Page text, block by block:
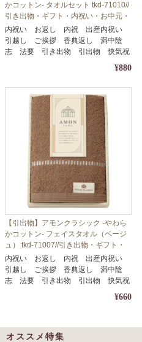
かコットン- タオルセット tkd-71010//
引き出物・ギフト・内祝い・お中元・
お歳暮等に
内祝い お返し 内祝 出産内祝い
引越し ご挨拶 香典返し 満中陰
志 法要 引き出物 引出物 快気祝
¥880
【引出物】アモンクラシック -やわら
かコットン- フェイスタオル（ベージ
ュ） tkd-71007//引き出物・ギフト・
内祝い・お中元・お歳暮等に
内祝い お返し 内祝 出産内祝い
引越し ご挨拶 香典返し 満中陰
志 法要 引き出物 引出物 快気祝
¥660
オススメ特集